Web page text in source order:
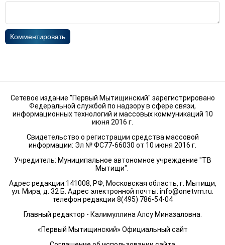
Комментировать
Сетевое издание "Первый Мытищинский" зарегистрировано
Федеральной службой по надзору в сфере связи,
информационных технологий и массовых коммуникаций 10
июня 2016 г.
Свидетельство о регистрации средства массовой
информации: Эл № ФС77-66030 от 10 июня 2016 г.
Учредитель: Муниципальное автономное учреждение "ТВ
Мытищи".
Адрес редакции:141008, РФ, Московская область, г. Мытищи,
ул. Мира, д. 32 Б. Адрес электронной почты: info@onetvm.ru.
телефон редакции 8(495) 786-54-04
Главный редактор - Калимуллина Алсу Миназаловна.
«Первый Мытищинский» Официальный сайт